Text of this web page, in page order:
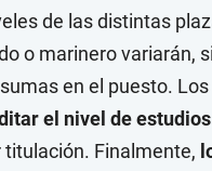
de las distintas
o marinero variarán,
en el puesto.
el nivel de
Finalmente,